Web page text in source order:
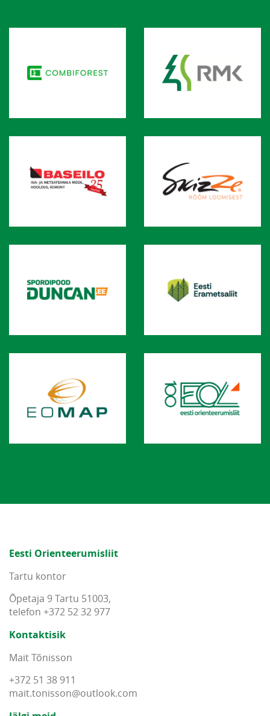
Eesti Orienteerumisliit
Tartu kontor
Õpetaja 9 Tartu 51003,
telefon +372 52 32 977
Kontaktisik
Mait Tõnisson
+372 51 38 911
mait.tonisson@outlook.com